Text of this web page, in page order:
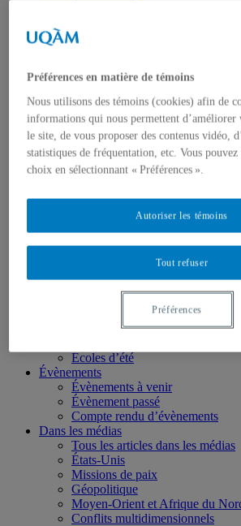
Géopolitique
Accueil
Répertoire
Chercheur-e-s
Tou-te-s les chercheur-e-s
États-Unis
Centre FrancoPaix
Géopolitique
Conflits multidimensionnels
Centre FrancoPaix
Moyen-Orient et Afrique du
Conflits multidimensionnels
Conférences personnalisées
Écoles d’été
Évènements
Évènements à venir
Évènement passé
Compte rendu d’évènements
Dans les médias
Tous les articles dans les médias
États-Unis
Missions de paix
Géopolitique
Moyen-Orient et Afrique du
Conflits multidimensionnels
Préférences en matière de témoins
Nous utilisons des témoins (cookies) afin de
informations qui nous permettent d’améliorer
le site, de vous proposer des contenus vidéo,
statistiques de fréquentation, etc. Vous
choix en sélectionnant « Préférences ».
Tout refuser
Autoriser les témoins
Préférences